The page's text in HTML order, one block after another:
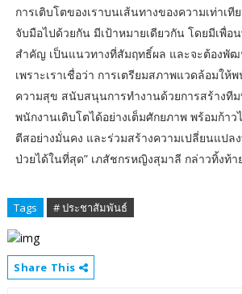
การเติบโตของเราบนเส้นทางของความเท่าเที
จับมือไปด้วยกัน มีเป้าหมายเดียวกัน โดยมีเพื่อ
สำคัญ เป็นแนวทางที่สัมฤทธิ์ผล และจะต้องพั
เพราะเราเชื่อว่า การเตรียมสภาพแวดล้อมให้
ความสุข สนับสนุนการทำงานด้วยการสร้างที
พนักงานเติบโตได้อย่างเต็มศักยภาพ พร้อมก้า
ตีสอย่างมั่นคง และร่วมสร้างความเปลี่ยนแป
ป่วยได้ในที่สุด” เภสัชกรหญิงสุมาลี กล่าวทิ้งท้า
Tags # ประชาสัมพันธ์
Share This